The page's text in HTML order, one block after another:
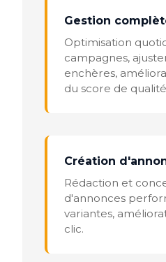
Gestion
Optimisation
campagnes,
enchères,
du score de
Création
Rédaction et
d'annonces
variantes,
clic.